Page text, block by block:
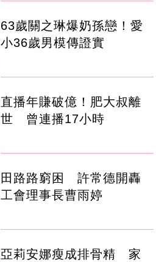
63歲關之琳爆奶孫戀！愛
小36歲男模傳證實
直播年賺破億！肥大叔離
世 曾連播17小時
田路路窮困 許常德開轟
工會理事長曹雨婷
亞莉安娜瘦成排骨精 家